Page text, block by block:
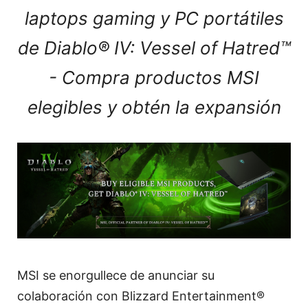
laptops gaming y PC portátiles
de Diablo® IV: Vessel of Hatred™
- Compra productos MSI
elegibles y obtén la expansión
MSI se enorgullece de anunciar su
colaboración con Blizzard Entertainment®